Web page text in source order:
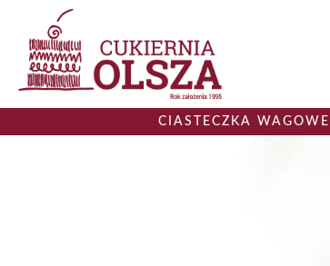
CIASTECZKA WAGOWE